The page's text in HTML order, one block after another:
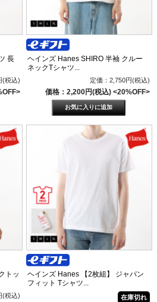
長
(税込)
ヘインズ Hanes SHIRO 半袖 クルー
ネックTシャツ...
定価：2,750円(税込)
価格：2,200円(税込) <20%OFF>
トッ
(税込)
ヘインズ Hanes 【2枚組】 ジャパン
フィット Tシャツ...
在庫切れ